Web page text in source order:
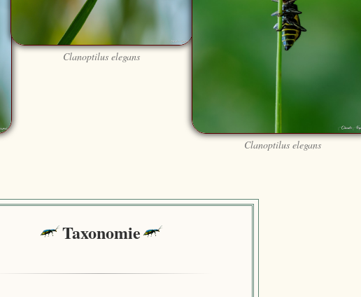
Clanoptilus elegans
Clanoptilus elegans
Taxonomie